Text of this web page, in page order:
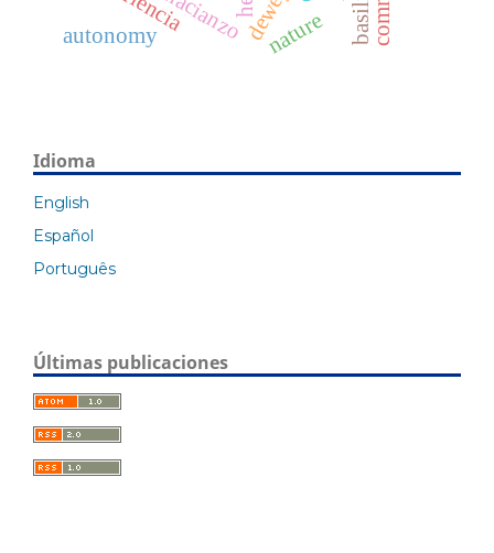
nature
autonomy
Idioma
English
Español
Português
Últimas publicaciones